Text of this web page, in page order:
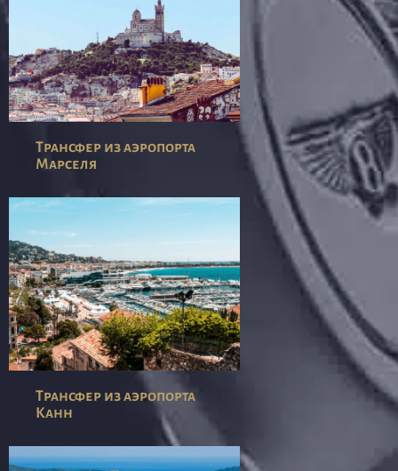
Трансфер из аэропорта
Марселя
Трансфер из аэропорта
Канн